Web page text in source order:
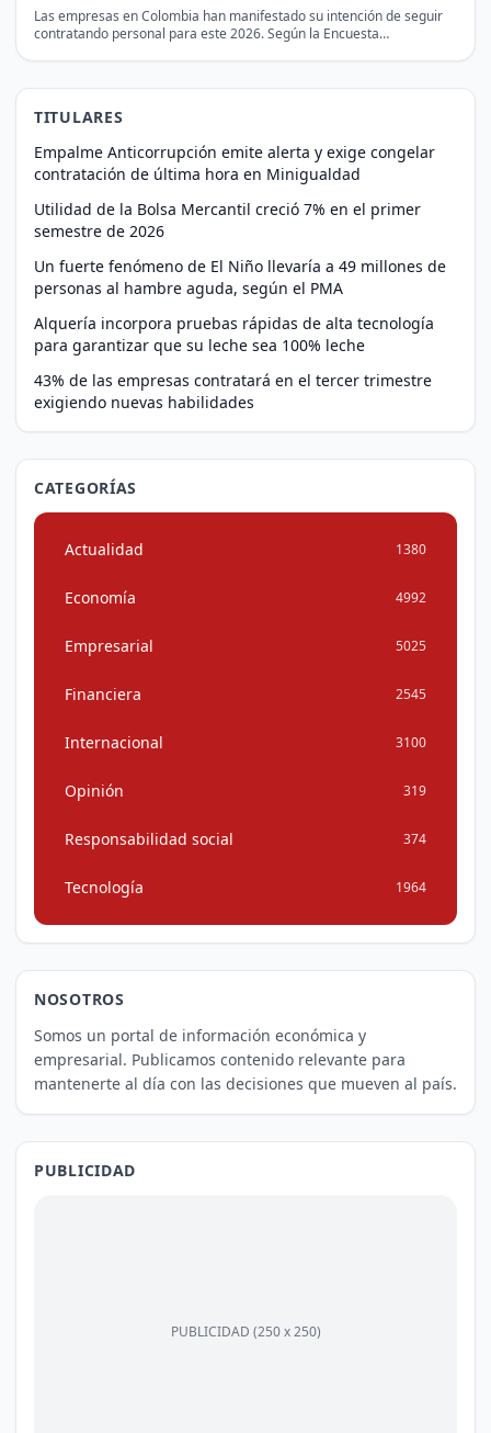
Las empresas en Colombia han manifestado su intención de seguir
contratando personal para este 2026. Según la Encuesta…
TITULARES
Empalme Anticorrupción emite alerta y exige congelar
contratación de última hora en Minigualdad
Utilidad de la Bolsa Mercantil creció 7% en el primer
semestre de 2026
Un fuerte fenómeno de El Niño llevaría a 49 millones de
personas al hambre aguda, según el PMA
Alquería incorpora pruebas rápidas de alta tecnología
para garantizar que su leche sea 100% leche
43% de las empresas contratará en el tercer trimestre
exigiendo nuevas habilidades
CATEGORÍAS
Actualidad 1380
Economía 4992
Empresarial 5025
Financiera 2545
Internacional 3100
Opinión 319
Responsabilidad social 374
Tecnología 1964
NOSOTROS
Somos un portal de información económica y
empresarial. Publicamos contenido relevante para
mantenerte al día con las decisiones que mueven al país.
PUBLICIDAD
PUBLICIDAD (250 x 250)